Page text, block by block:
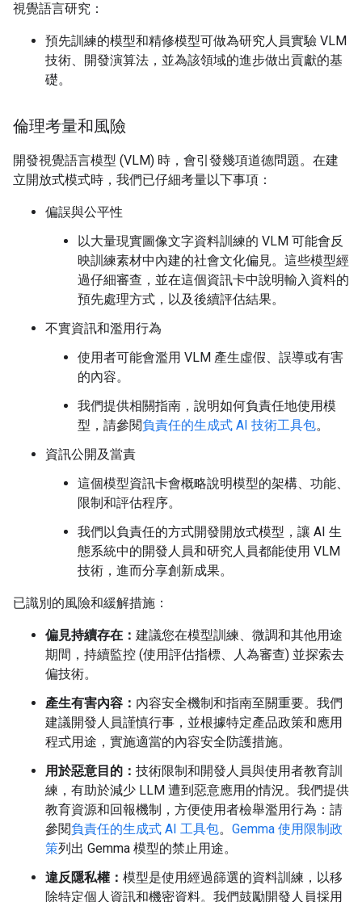
視覺語言研究：
預先訓練的模型和精修模型可做為研究人員實驗 VLM
技術、開發演算法，並為該領域的進步做出貢獻的基
礎。
倫理考量和風險
開發視覺語言模型 (VLM) 時，會引發幾項道德問題。在建
立開放式模式時，我們已仔細考量以下事項：
偏誤與公平性
以大量現實圖像文字資料訓練的 VLM 可能會反
映訓練素材中內建的社會文化偏見。這些模型經
過仔細審查，並在這個資訊卡中說明輸入資料的
預先處理方式，以及後續評估結果。
不實資訊和濫用行為
使用者可能會濫用 VLM 產生虛假、誤導或有害
的內容。
我們提供相關指南，說明如何負責任地使用模
型，請參閱負責任的生成式 AI 技術工具包。
資訊公開及當責
這個模型資訊卡會概略說明模型的架構、功能、
限制和評估程序。
我們以負責任的方式開發開放式模型，讓 AI 生
態系統中的開發人員和研究人員都能使用 VLM
技術，進而分享創新成果。
已識別的風險和緩解措施：
偏見持續存在： 建議您在模型訓練、微調和其他用途
期間，持續監控 (使用評估指標、人為審查) 並探索去
偏技術。
產生有害內容： 內容安全機制和指南至關重要。我們
建議開發人員謹慎行事，並根據特定產品政策和應用
程式用途，實施適當的內容安全防護措施。
用於惡意目的： 技術限制和開發人員與使用者教育訓
練，有助於減少 LLM 遭到惡意應用的情況。我們提供
教育資源和回報機制，方便使用者檢舉濫用行為：請
參閱負責任的生成式 AI 工具包。 Gemma 使用限制政
策列出 Gemma 模型的禁止用途。
違反隱私權： 模型是使用經過篩選的資料訓練，以移
除特定個人資訊和機密資料。我們鼓勵開發人員採用